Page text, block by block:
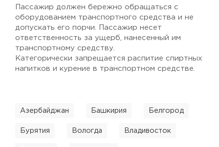
Пассажир должен бережно обращаться с
оборудованием транспортного средства и не
допускать его порчи. Пассажир несет
ответственность за ущерб, нанесенный им
транспортному средству.
Категорически запрещается распитие спиртных
напитков и курение в транспортном средстве.
Азербайджан Башкирия Белгород
Бурятия Вологда Владивосток